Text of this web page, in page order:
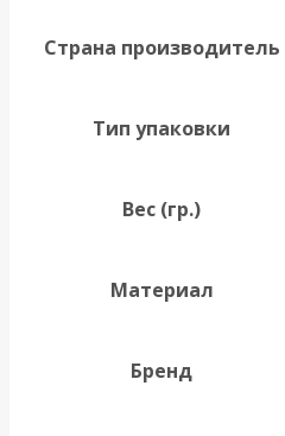
Страна производитель
Тип упаковки
Вес (гр.)
Материал
Бренд